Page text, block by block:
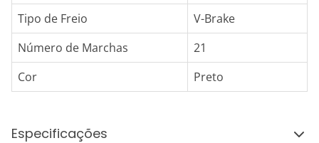
Tipo de Freio
V-Brake
Número de Marchas
21
Cor
Preto
Especificações